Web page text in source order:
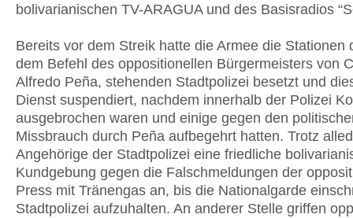
bolivarianischen TV-ARAGUA und des Basisradios
Bereits vor dem Streik hatte die Armee die Stationen
dem Befehl des oppositionellen Bürgermeisters von
Alfredo Peña, stehenden Stadtpolizei besetzt und
Dienst suspendiert, nachdem innerhalb der Polizei
ausgebrochen waren und einige gegen den
Missbrauch durch Peña aufbegehrt hatten. Trotz
Angehörige der Stadtpolizei eine friedliche
Kundgebung gegen die Falschmeldungen der
Press mit Tränengas an, bis die Nationalgarde
Stadtpolizei aufzuhalten. An anderer Stelle griffen